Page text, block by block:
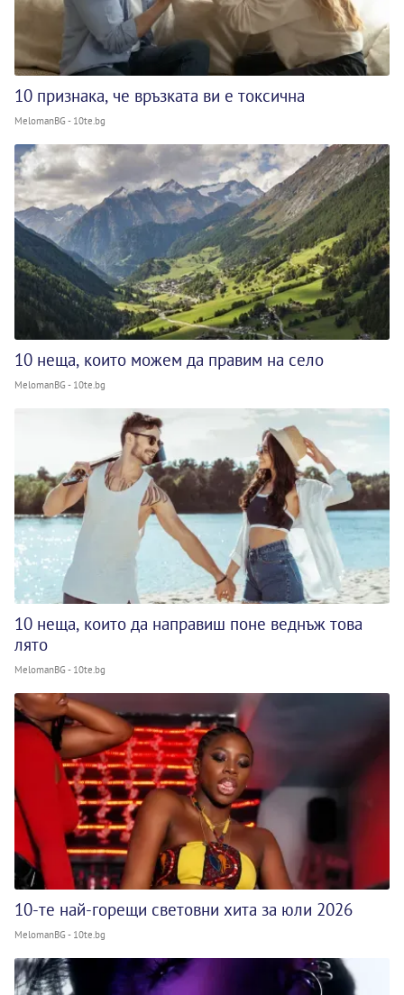
10 признака, че връзката ви е токсична
MelomanBG - 10te.bg
10 неща, които можем да правим на село
MelomanBG - 10te.bg
10 неща, които да направиш поне веднъж това
лято
MelomanBG - 10te.bg
10-те най-горещи световни хита за юли 2026
MelomanBG - 10te.bg